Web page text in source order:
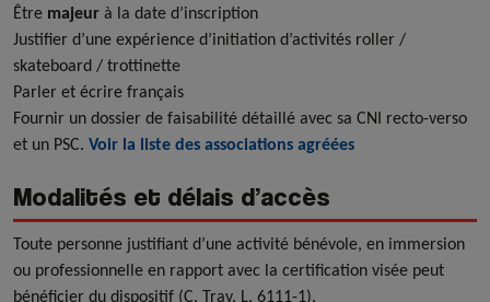
Être majeur à la date d’inscription
Justifier d’une expérience d’initiation d’activités roller /
skateboard / trottinette
Parler et écrire français
Fournir un dossier de faisabilité détaillé avec sa CNI recto-verso
et un PSC. Voir la liste des associations agréées
Modalités et délais d’accès
Toute personne justifiant d’une activité bénévole, en immersion
ou professionnelle en rapport avec la certification visée peut
bénéficier du dispositif (C. Trav. L. 6111-1).